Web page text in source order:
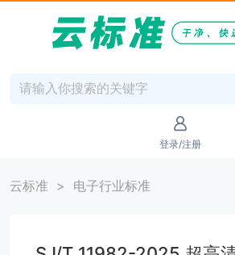
登录/注册
云标准 电子行业标准